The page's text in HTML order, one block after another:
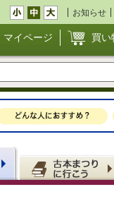
お知らせ
マイページ 買い